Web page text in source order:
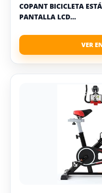
COPANT BICICLETA
PANTALLA LCD...